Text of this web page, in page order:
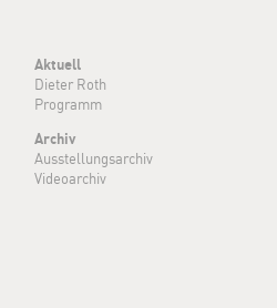
Aktuell
Dieter Roth
Programm
Archiv
Ausstellungsarchiv
Videoarchiv